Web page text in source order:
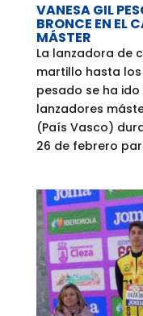
VANESA GIL
BRONCE EN EL
MÁSTER
La lanzadora de
martillo hasta los
pesado se ha ido
lanzadores
(País Vasco)
26 de febrero